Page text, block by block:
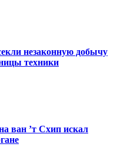
незаконную добычу
техники
ван ’т Схип искал